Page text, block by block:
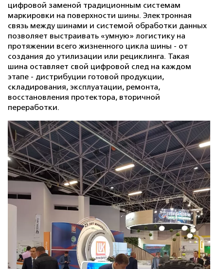
цифровой заменой традиционным системам
маркировки на поверхности шины. Электронная
связь между шинами и системой обработки данных
позволяет выстраивать «умную» логистику на
протяжении всего жизненного цикла шины - от
создания до утилизации или рециклинга. Такая
шина оставляет свой цифровой след на каждом
этапе - дистрибуции готовой продукции,
складирования, эксплуатации, ремонта,
восстановления протектора, вторичной
переработки.